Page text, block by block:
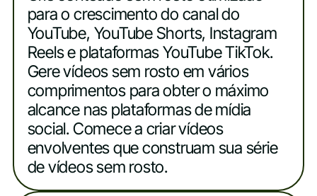
para o crescimento do canal do
YouTube, YouTube Shorts, Instagram
Reels e plataformas YouTube TikTok.
Gere vídeos sem rosto em vários
comprimentos para obter o máximo
alcance nas plataformas de mídia
social. Comece a criar vídeos
envolventes que construam sua série
de vídeos sem rosto.